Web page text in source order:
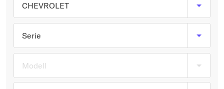
CHEVROLET
Serie
Modell